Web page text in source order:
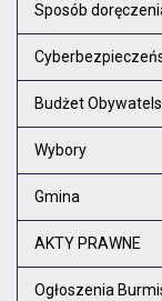
Sposób
Budżet
Wybory
Gmina
AKTY PRAWNE
Ogłoszenia